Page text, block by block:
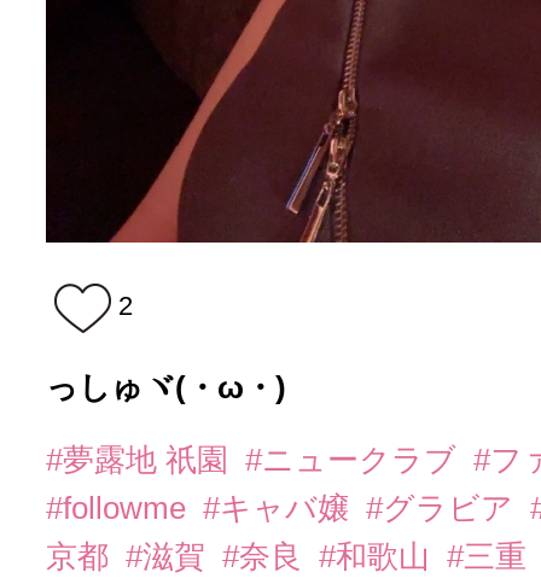
2
っしゅヾ(・ω・)ゞ
#夢露地 祇園 #ニュークラブ #フ
#followme #キャバ嬢 #グラビア
京都 #滋賀 #奈良 #和歌山
#三重